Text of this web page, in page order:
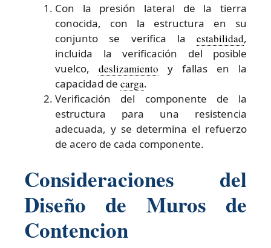
Con la presión lateral de la tierra
conocida, con la estructura en su
conjunto se verifica la estabilidad,
incluida la verificación del posible
vuelco, deslizamiento y fallas en la
capacidad de carga.
Verificación del componente de la
estructura para una resistencia
adecuada, y se determina el refuerzo
de acero de cada componente.
Consideraciones del
Diseño de Muros de
Contencion